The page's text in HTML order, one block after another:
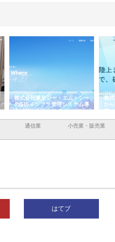
株式会社東京シー・エム・シー
のGISインフラ管理システム導
入メリット
株
か
由
通信業 小売業・販売業
はてブ